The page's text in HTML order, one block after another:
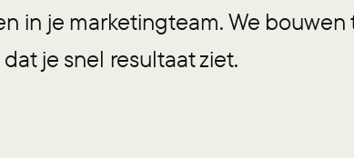
in je marketingteam. We
je snel resultaat ziet.